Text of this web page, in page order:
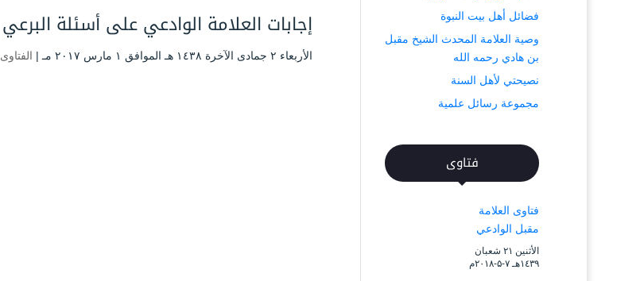
إجابات العلامة الوادعي على أسئلة البرعي
الأربعاء ۲ جمادى الآخرة ۱٤۳۸ هـ الموافق ۱ مارس ۲۰۱۷ مـ | الفتاوى
فضائل أهل بيت النبوة
وصية العلامة المحدث الشيخ مقبل
بن هادي رحمه الله
نصيحتي لأهل السنة
مجموعة رسائل علمية
فتاوى
فتاوى العلامة
مقبل الوادعي
الأثنين ۲۱ شعبان
۱٤۳۹هـ ۷-۵-۲۰۱۸م